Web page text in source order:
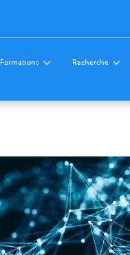
Formations Recherche